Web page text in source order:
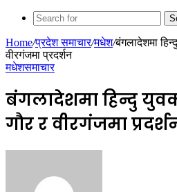
Home/प्रदेश समाचार/मधेश/बंगलादेशमा
वीरगंजमा प्रदर्शन
मधेशसमाचार
बंगलादेशमा हिन्दु
गौर र वीरगंजमा